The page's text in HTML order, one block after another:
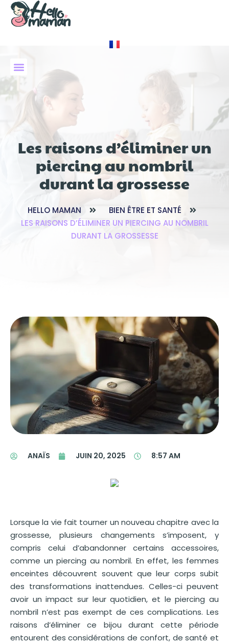
Les raisons d’éliminer un
piercing au nombril
durant la grossesse
HELLO MAMAN
BIEN ÊTRE ET SANTÉ
LES RAISONS D’ÉLIMINER UN PIERCING AU NOMBRIL
DURANT LA GROSSESSE
ANAÏS JUIN 20, 2025 8:57 AM
Lorsque la vie fait tourner un nouveau chapitre avec la
grossesse, plusieurs changements s’imposent, y
compris celui d’abandonner certains accessoires,
comme un piercing au nombril. En effet, les femmes
enceintes découvrent souvent que leur corps subit
des transformations inattendues. Celles-ci peuvent
avoir un impact sur leur quotidien, et le piercing au
nombril n’est pas exempt de ces complications. Les
raisons d’éliminer ce bijou durant cette période
entourent des considérations de confort, de santé et